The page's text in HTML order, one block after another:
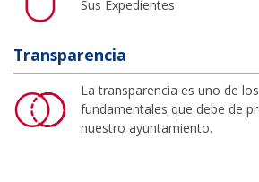
Sus Expedientes
Transparencia
La transparencia es uno de
fundamentales que debe de
nuestro ayuntamiento.